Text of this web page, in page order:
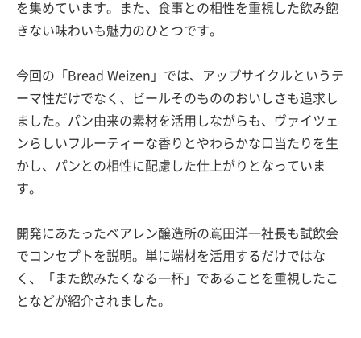
を集めています。また、食事との相性を重視した飲み飽
きない味わいも魅力のひとつです。
今回の「Bread Weizen」では、アップサイクルというテ
ーマ性だけでなく、ビールそのもののおいしさも追求し
ました。パン由来の素材を活用しながらも、ヴァイツェ
ンらしいフルーティーな香りとやわらかな口当たりを生
かし、パンとの相性に配慮した仕上がりとなっていま
す。
開発にあたったベアレン醸造所の嶌田洋一社長も試飲会
でコンセプトを説明。単に端材を活用するだけではな
く、「また飲みたくなる一杯」であることを重視したこ
となどが紹介されました。